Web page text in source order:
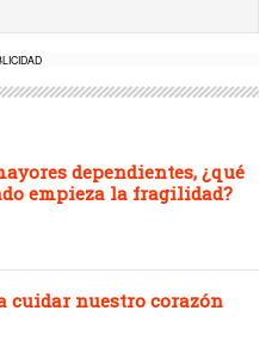
dependientes, ¿qué
empieza la fragilidad?
cuidar nuestro corazón